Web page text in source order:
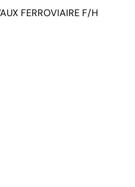
FERROVIAIRE F/H